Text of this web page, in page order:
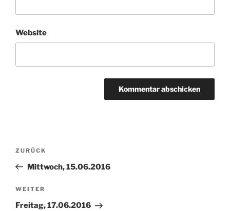
Website
Beitragsnavigation
Vorheriger
Beitrag
ZURÜCK
Mittwoch, 15.06.2016
Nächster
Beitrag
WEITER
Freitag, 17.06.2016